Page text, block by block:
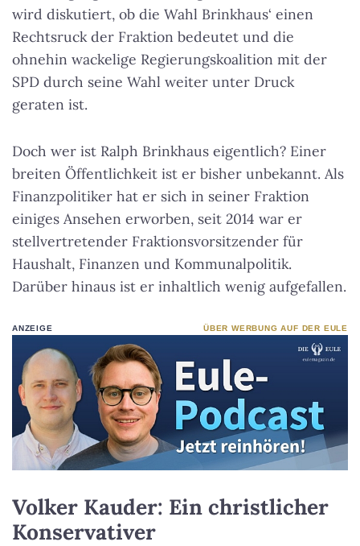
wird diskutiert, ob die Wahl Brinkhaus‘ einen
Rechtsruck der Fraktion bedeutet und die
ohnehin wackelige Regierungskoalition mit der
SPD durch seine Wahl weiter unter Druck
geraten ist.
Doch wer ist Ralph Brinkhaus eigentlich? Einer
breiten Öffentlichkeit ist er bisher unbekannt. Als
Finanzpolitiker hat er sich in seiner Fraktion
einiges Ansehen erworben, seit 2014 war er
stellvertretender Fraktionsvorsitzender für
Haushalt, Finanzen und Kommunalpolitik.
Darüber hinaus ist er inhaltlich wenig aufgefallen.
ANZEIGE ÜBER WERBUNG AUF DER EULE
Volker Kauder: Ein christlicher
Konservativer